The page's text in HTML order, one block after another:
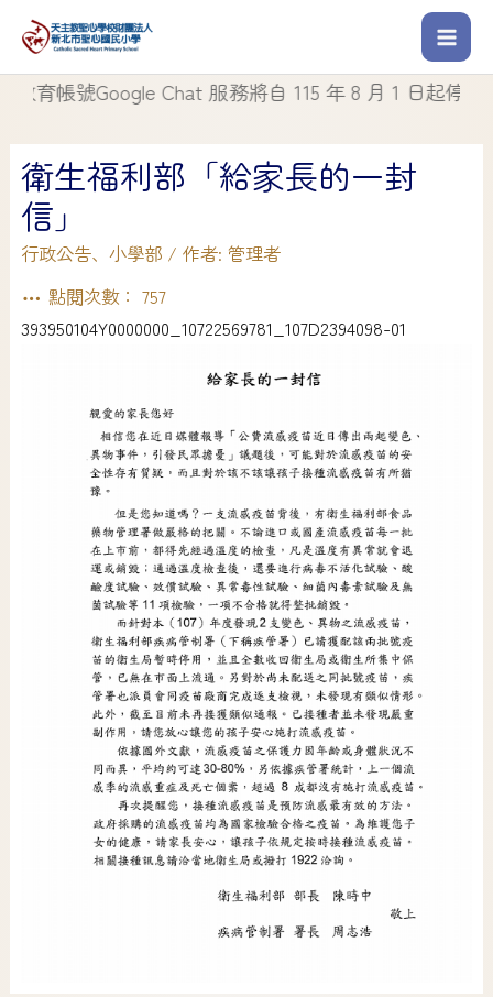
號Google Chat 服務將自 115 年 8 月 1 日起停止使用
衛生福利部「給家長的一封
信」
行政公告、 小學部/ 作者: 管理者
點閱次數： 757
393950104Y0000000_10722569781_107D2394098-01